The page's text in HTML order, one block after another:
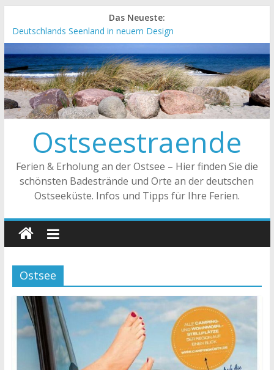
Das Neueste:
Deutschlands Seenland in neuem Design
„Kellenhusen nach Hause bestellen“ Neuer Online-Shop
verfügbar
Neue Camping-Broschüre der Ostsee Schleswig-Holstein
Neues Urlaubsmagazin für Mecklenburg-Vorpommern
erschienen
Meck-Pomm Short News Januar
Ostseestraende
Ferien & Erholung an der Ostsee – Hier finden Sie die
schönsten Badestrände und Orte an der deutschen
Ostseeküste. Infos und Tipps für Ihre Ferien.
Ostsee